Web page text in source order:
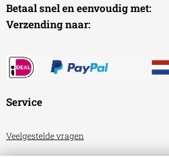
Betaal snel en
Verzending naar:
Service
Veelgestelde vragen